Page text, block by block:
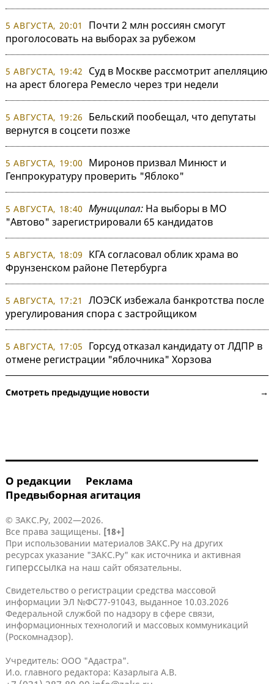
5 АВГУСТА, 20:01
Почти 2 млн россиян смогут
проголосовать на выборах за рубежом
5 АВГУСТА, 19:42
Суд в Москве рассмотрит апелляцию
на арест блогера Ремесло через три недели
5 АВГУСТА, 19:26
Бельский пообещал, что депутаты
вернутся в соцсети позже
5 АВГУСТА, 19:00
Миронов призвал Минюст и
Генпрокуратуру проверить "Яблоко"
5 АВГУСТА, 18:40 Муниципал: На выборы в МО
"Автово" зарегистрировали 65 кандидатов
5 АВГУСТА, 18:09
КГА согласовал облик храма во
Фрунзенском районе Петербурга
5 АВГУСТА, 17:21
ЛОЭСК избежала банкротства после
урегулирования спора с застройщиком
5 АВГУСТА, 17:05
Горсуд отказал кандидату от ЛДПР в
отмене регистрации "яблочника" Хорзова
Смотреть предыдущие новости →
О редакции
Реклама
Предвыборная агитация
© ЗАКС.Ру, 2002—2026.
Все права защищены. [18+]
При использовании материалов ЗАКС.Ру на других
ресурсах указание "ЗАКС.Ру" как источника и активная
гиперссылка на наш сайт обязательны.
Свидетельство о регистрации средства массовой
информации ЭЛ №ФС77-91043, выданное 10.03.2026
Федеральной службой по надзору в сфере связи,
информационных технологий и массовых коммуникаций
(Роскомнадзор).
Учредитель: ООО "Адастра".
И.о. главного редактора: Казарлыга А.В.